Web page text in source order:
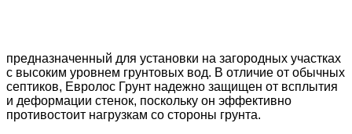
предназначенный для установки на загородных участках
с высоким уровнем грунтовых вод. В отличие от обычных
септиков, Евролос Грунт надежно защищен от всплытия
и деформации стенок, поскольку он эффективно
противостоит нагрузкам со стороны грунта.